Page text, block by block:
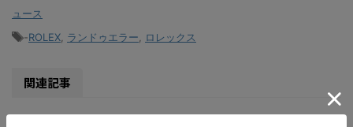
ュース
-ROLEX ランドゥエラー ロレックス
関連記事